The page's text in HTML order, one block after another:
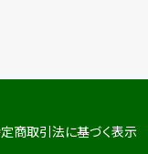
商取引法に基づく表示